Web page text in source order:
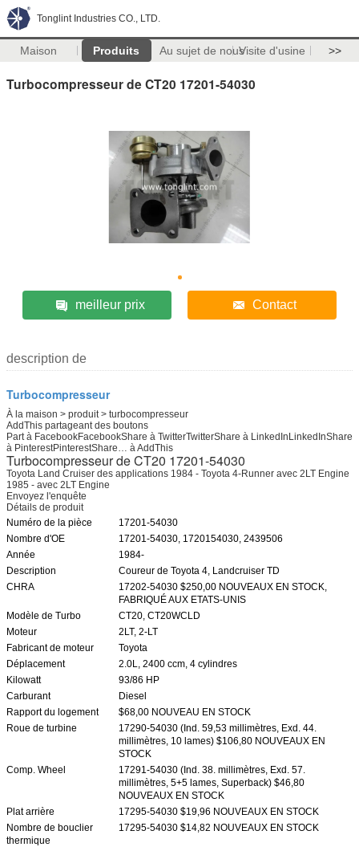
Tonglint Industries CO., LTD.
Maison Produits Au sujet de nousVisite d'usine >>
Turbocompresseur de CT20 17201-54030
meilleur prix Contact
description de
Turbocompresseur
À la maison > produit > turbocompresseur
AddThis partageant des boutons
Part à FacebookFacebookShare à TwitterTwitterShare à LinkedInLinkedInShare
à PinterestPinterestShare… à AddThis
Turbocompresseur de CT20 17201-54030
Toyota Land Cruiser des applications 1984 - Toyota 4-Runner avec 2LT Engine
1985 - avec 2LT Engine
Envoyez l'enquête
Détails de produit
Numéro de la pièce
17201-54030
Nombre d'OE
17201-54030, 1720154030, 2439506
Année
1984-
Description
Coureur de Toyota 4, Landcruiser TD
CHRA
17202-54030 $250,00 NOUVEAUX EN STOCK,
FABRIQUÉ AUX ETATS-UNIS
Modèle de Turbo
CT20, CT20WCLD
Moteur
2LT, 2-LT
Fabricant de moteur
Toyota
Déplacement
2.0L, 2400 ccm, 4 cylindres
Kilowatt
93/86 HP
Carburant
Diesel
Rapport du logement
$68,00 NOUVEAU EN STOCK
Roue de turbine
17290-54030 (Ind. 59,53 millimètres, Exd. 44.
millimètres, 10 lames) $106,80 NOUVEAUX EN
STOCK
Comp. Wheel
17291-54030 (Ind. 38. millimètres, Exd. 57.
millimètres, 5+5 lames, Superback) $46,80
NOUVEAUX EN STOCK
Plat arrière
17295-54030 $19,96 NOUVEAUX EN STOCK
Nombre de bouclier
thermique
17295-54030 $14,82 NOUVEAUX EN STOCK